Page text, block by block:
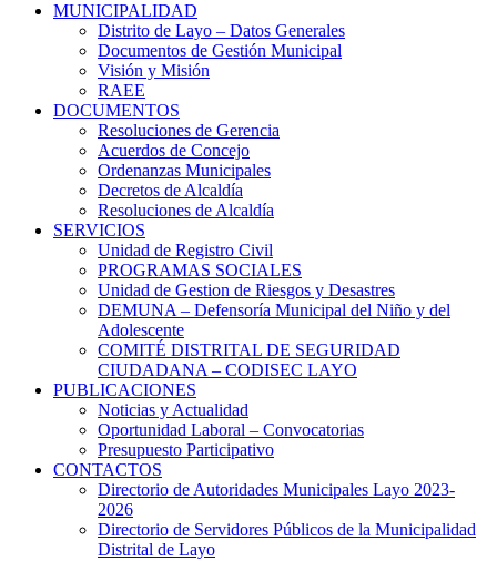
MUNICIPALIDAD
Distrito de Layo – Datos Generales
Documentos de Gestión Municipal
Visión y Misión
RAEE
DOCUMENTOS
Resoluciones de Gerencia
Acuerdos de Concejo
Ordenanzas Municipales
Decretos de Alcaldía
Resoluciones de Alcaldía
SERVICIOS
Unidad de Registro Civil
PROGRAMAS SOCIALES
Unidad de Gestion de Riesgos y Desastres
DEMUNA – Defensoría Municipal del Niño y del
Adolescente
COMITÉ DISTRITAL DE SEGURIDAD
CIUDADANA – CODISEC LAYO
PUBLICACIONES
Noticias y Actualidad
Oportunidad Laboral – Convocatorias
Presupuesto Participativo
CONTACTOS
Directorio de Autoridades Municipales Layo 2023-
2026
Directorio de Servidores Públicos de la Municipalidad
Distrital de Layo